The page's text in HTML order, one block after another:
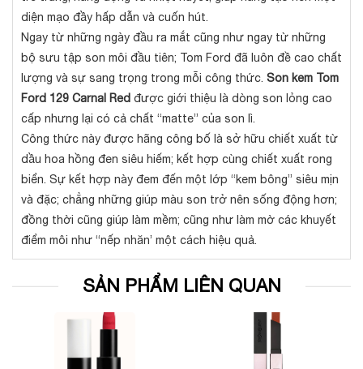
diện mạo đầy hấp dẫn và cuốn hút.
Ngay từ những ngày đầu ra mắt cũng như ngay từ những
bộ sưu tập son môi đầu tiên; Tom Ford đã luôn đề cao chất
lượng và sự sang trọng trong mỗi công thức. Son kem Tom
Ford 129 Carnal Red được giới thiệu là dòng son lỏng cao
cấp nhưng lại có cả chất “matte” của son lì.
Công thức này được hãng công bố là sở hữu chiết xuất từ
dầu hoa hồng đen siêu hiếm; kết hợp cùng chiết xuất rong
biển. Sự kết hợp này đem đến một lớp “kem bông” siêu mịn
và đặc; chẳng những giúp màu son trở nên sống động hơn;
đồng thời cũng giúp làm mềm; cũng như làm mờ các khuyết
điểm môi như “nếp nhăn’ một cách hiệu quả.
SẢN PHẨM LIÊN QUAN